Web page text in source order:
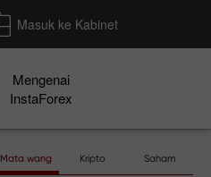
Masuk ke Kabinet
Mengenai
InstaForex
Mata wang Kripto Saham